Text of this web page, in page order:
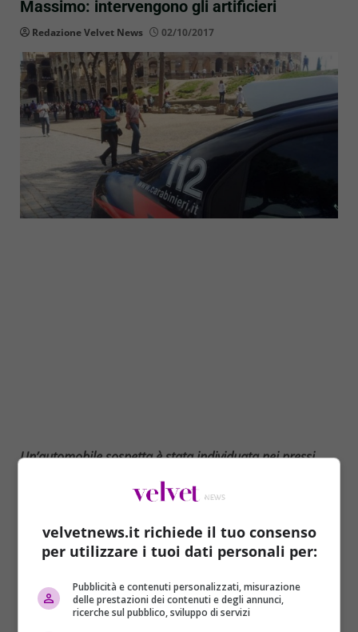
Massimo: intervengono gli artificieri
Redazione Velvet News 02/10/2017
Un’automobile sospetta è stata individuata nei pressi
corso le verifiche degli artificieri e i carabinieri della
A dare l’allarme sono stati gli addetti alla vigilanza
della
e, stando a quanto si apprende, la
macchina sospetta era parcheggiata davanti
all’ingresso della sede dell’Organizzazione delle
Nazioni Unite per l’alimentazione e l’agricoltura.
velvetnews.it richiede il tuo consenso
per utilizzare i tuoi dati personali per:
Pubblicità e contenuti personalizzati, misurazione
delle prestazioni dei contenuti e degli annunci,
ricerche sul pubblico, sviluppo di servizi